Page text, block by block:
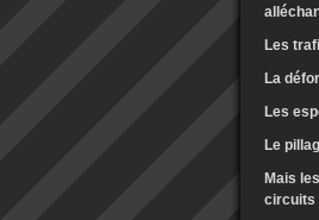
Les
La
Les
Le
Mais
circuits